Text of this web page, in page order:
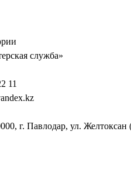
служба»
11
г. Павлодар, ул.